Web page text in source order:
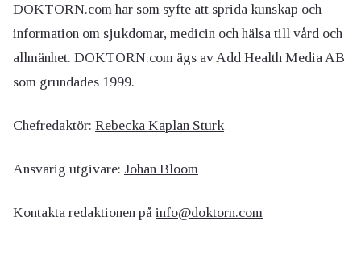
DOKTORN.com har som syfte att sprida kunskap och
information om sjukdomar, medicin och hälsa till vård och
allmänhet. DOKTORN.com ägs av Add Health Media AB
som grundades 1999.
Chefredaktör: Rebecka Kaplan Sturk
Ansvarig utgivare: Johan Bloom
Kontakta redaktionen på info@doktorn.com